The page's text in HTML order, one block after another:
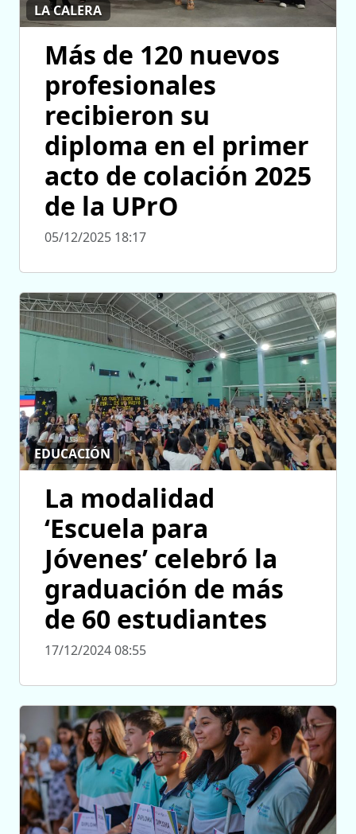
LA CALERA
Más de 120 nuevos
profesionales
recibieron su
diploma en el primer
acto de colación 2025
de la UPrO
05/12/2025 18:17
EDUCACIÓN
La modalidad
‘Escuela para
Jóvenes’ celebró la
graduación de más
de 60 estudiantes
17/12/2024 08:55